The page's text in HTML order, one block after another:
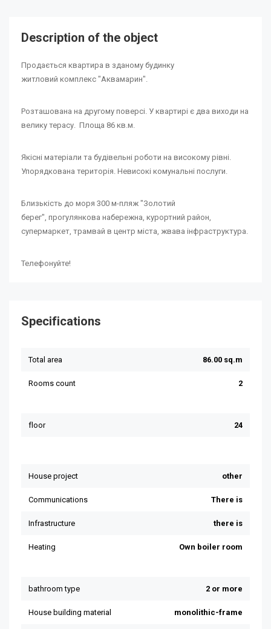
Description of the object
Продається квартира в зданому будинку
житловий комплекс "Аквамарин".
Розташована на другому поверсі. У квартирі є два виходи на
велику терасу. Площа 86 кв.м.
Якісні матеріали та будівельні роботи на високому рівні.
Упорядкована територія. Невисокі комунальні послуги.
Близькість до моря 300 м-пляж "Золотий
берег", прогулянкова набережна, курортний район,
супермаркет, трамвай в центр міста, жвава інфраструктура.
Телефонуйте!
Specifications